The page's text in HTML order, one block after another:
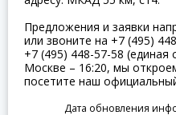
Предложения и заявки
или звоните на +7 (495)
+7 (495) 448-57-58 (единая
Москве – 16:20, мы
посетите наш
Дата обновления